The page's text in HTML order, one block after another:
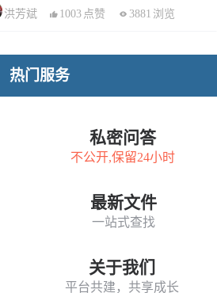
洪芳斌
1003 点赞 3881 浏览
热门服务
私密问答
不公开,保留24小时
最新文件
一站式查找
关于我们
平台共建，共享成长